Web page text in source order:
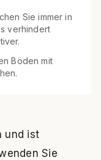
Sie immer in
verhindert
Böden mit
und ist
Sie